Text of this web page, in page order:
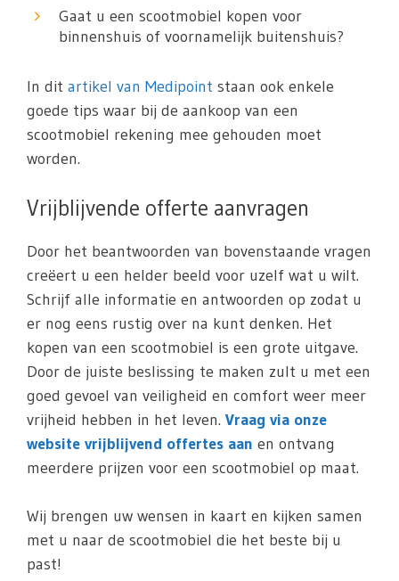
Gaat u een scootmobiel kopen voor
binnenshuis of voornamelijk buitenshuis?
In dit artikel van Medipoint staan ook enkele
goede tips waar bij de aankoop van een
scootmobiel rekening mee gehouden moet
worden.
Vrijblijvende offerte aanvragen
Door het beantwoorden van bovenstaande vragen
creëert u een helder beeld voor uzelf wat u wilt.
Schrijf alle informatie en antwoorden op zodat u
er nog eens rustig over na kunt denken. Het
kopen van een scootmobiel is een grote uitgave.
Door de juiste beslissing te maken zult u met een
goed gevoel van veiligheid en comfort weer meer
vrijheid hebben in het leven. Vraag via onze
website vrijblijvend offertes aan en ontvang
meerdere prijzen voor een scootmobiel op maat.
Wij brengen uw wensen in kaart en kijken samen
met u naar de scootmobiel die het beste bij u
past!